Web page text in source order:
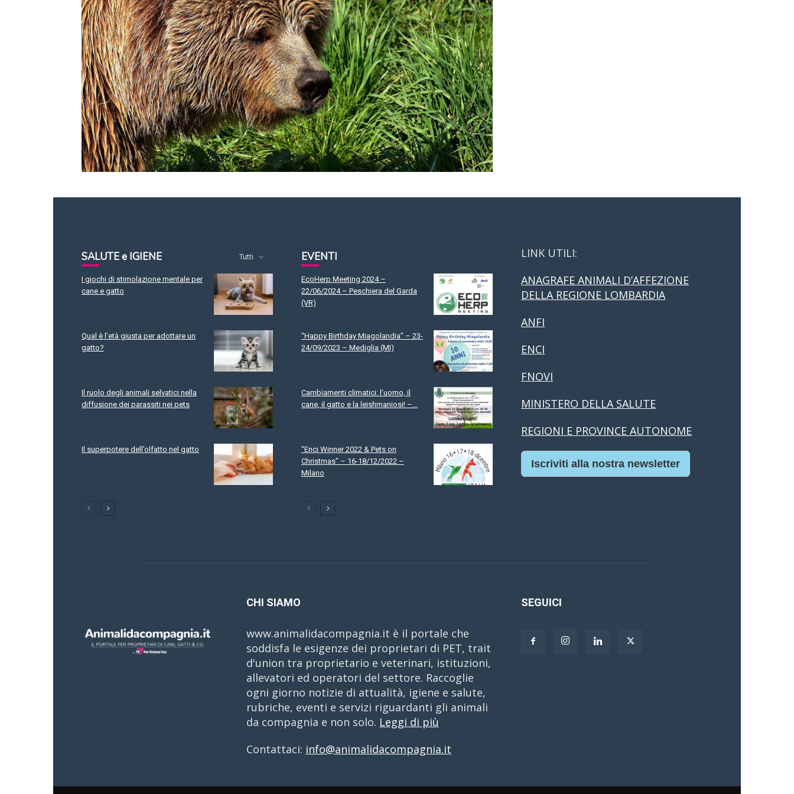
SALUTE e IGIENE Tutti
I giochi di stimolazione mentale per
cane e gatto
Qual è l’età giusta per adottare un
gatto?
Il ruolo degli animali selvatici nella
diffusione dei parassiti nei pets
Il superpotere dell’olfatto nel gatto
EVENTI
EcoHerp Meeting 2024 –
22/06/2024 – Peschiera del Garda
(VR)
“Happy Birthday Miagolandia” – 23-
24/09/2023 – Mediglia (MI)
Cambiamenti climatici: l’uomo, il
cane, il gatto e la leishmaniosi! –...
“Enci Winner 2022 & Pets on
Christmas” – 16-18/12/2022 –
Milano
LINK UTILI:
ANAGRAFE ANIMALI D’AFFEZIONE
DELLA REGIONE LOMBARDIA
ANFI
ENCI
FNOVI
MINISTERO DELLA SALUTE
REGIONI E PROVINCE AUTONOME
Iscriviti alla nostra newsletter
CHI SIAMO
www.animalidacompagnia.it è il portale che
soddisfa le esigenze dei proprietari di PET, trait
d'union tra proprietario e veterinari, istituzioni,
allevatori ed operatori del settore. Raccoglie
ogni giorno notizie di attualità, igiene e salute,
rubriche, eventi e servizi riguardanti gli animali
da compagnia e non solo. Leggi di più
Contattaci: info@animalidacompagnia.it
SEGUICI